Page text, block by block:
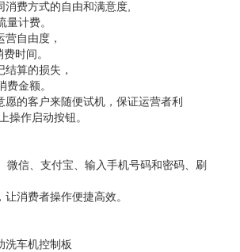
消费方式的自由和满意度,
计费。
自由度，
时间。
算的损失，
金额。
愿的客户来随便试机，保证运营者利
操作启动按钮。
微信、支付宝、输入手机号码和密码、刷
消费者操作便捷高效。
洗车机控制板